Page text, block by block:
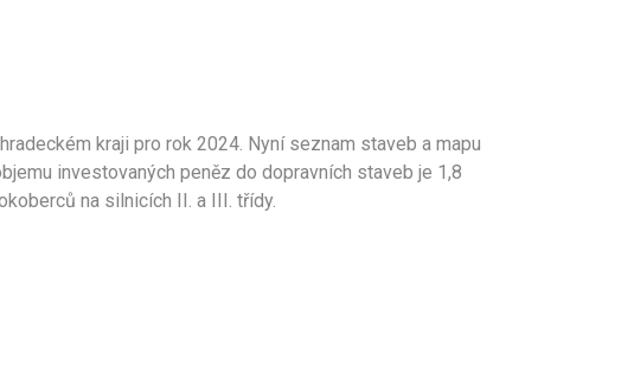
kraji pro rok 2024. Nyní seznam staveb a mapu
investovaných peněz do dopravních staveb je 1,8
na silnicích II. a III. třídy.